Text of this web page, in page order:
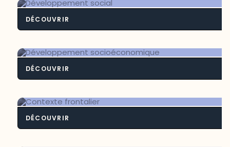
DÉCOUVRIR
DÉCOUVRIR
DÉCOUVRIR